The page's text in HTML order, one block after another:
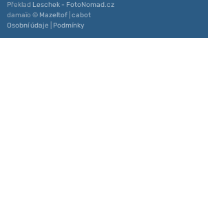
Překlad Leschek - FotoNomad.cz
damaïo © Mazeltof cabot
Osobní údaje
Podmínky